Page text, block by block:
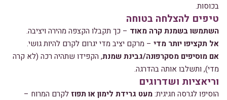
בכוסות.
טיפים להצלחה בטוחה
השתמשו בשמנת קרה מאוד – כך תקבלו הקצפה מהירה ויציבה.
אל תקציפו יותר מדי – מרקם יציב מדי יגרום לקרם להיות גושי.
אם מוסיפים מסקרפונה/גבינת שמנת, הקפידו שתהיה רכה (לא קרה
מדי), ותשלבו אותה בהדרגה.
וריאציות ושדרוגים
הוסיפו לגרסה חגיגית:מעט גרידת לימון או תפוז לקרם המרוח –